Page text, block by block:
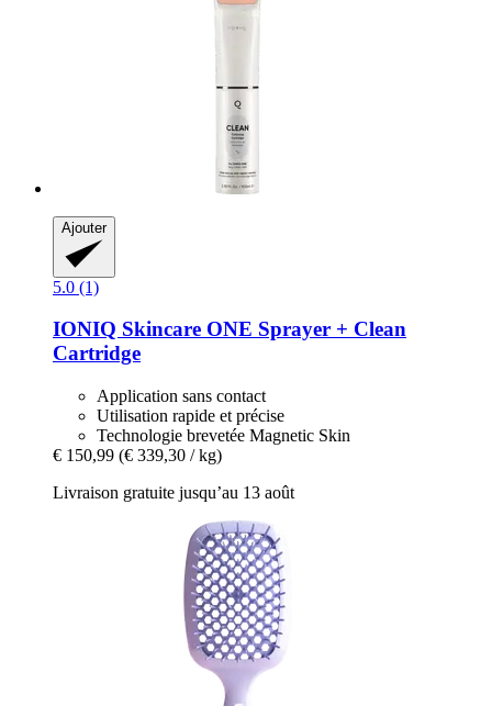
Ajouter
5.0 (1)
IONIQ Skincare ONE Sprayer + Clean
Cartridge
Application sans contact
Utilisation rapide et précise
Technologie brevetée Magnetic Skin
€ 150,99 (€ 339,30 / kg)
Livraison gratuite jusqu’au 13 août